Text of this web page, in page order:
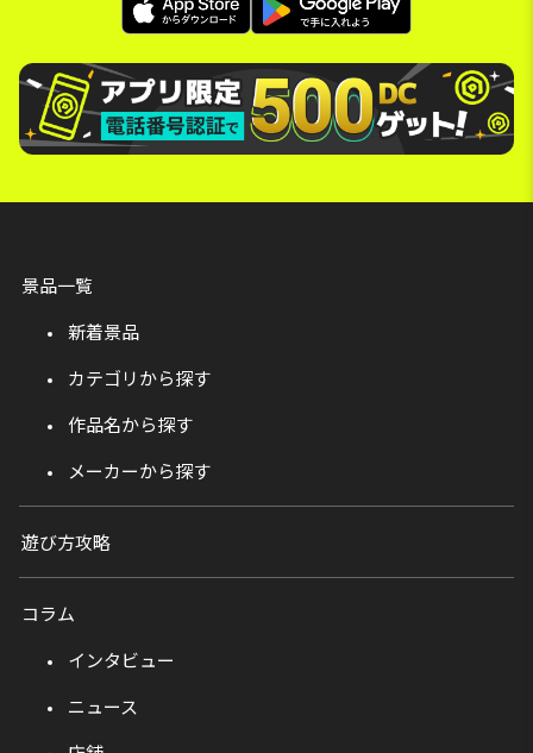
景品一覧
新着景品
カテゴリから探す
作品名から探す
メーカーから探す
遊び方攻略
コラム
インタビュー
ニュース